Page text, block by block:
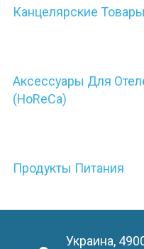
Канцелярские Товары
Аксессуары Для
(HoReCa)
Продукты Питания
Украина,